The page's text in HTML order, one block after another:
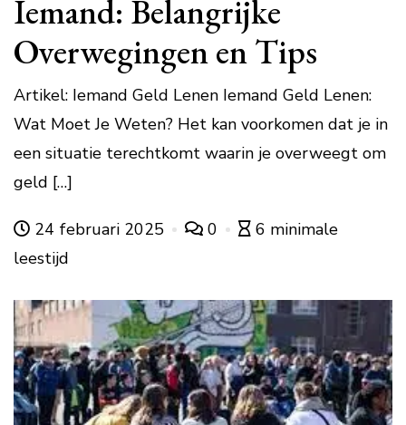
Iemand: Belangrijke
Overwegingen en Tips
Artikel: Iemand Geld Lenen Iemand Geld Lenen:
Wat Moet Je Weten? Het kan voorkomen dat je in
een situatie terechtkomt waarin je overweegt om
geld […]
24 februari 2025 0
6 minimale
leestijd